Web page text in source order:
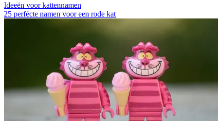
Ideeën voor kattennamen
25 perfécte namen voor een rode kat